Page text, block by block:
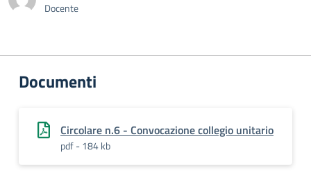
Docente
Documenti
Circolare n.6 - Convocazione collegio unitario
pdf - 184 kb